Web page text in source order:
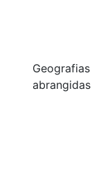
Geografias
abrangidas